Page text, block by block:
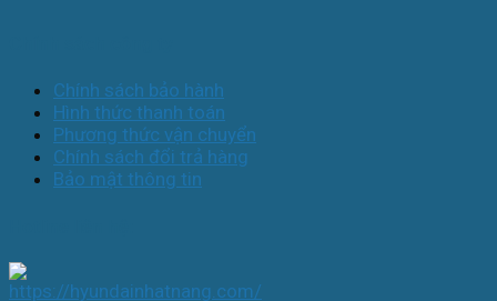
Chính sách bảo hành
Hình thức thanh toán
Phương thức vận chuyển
Chính sách đổi trả hàng
Bảo mật thông tin